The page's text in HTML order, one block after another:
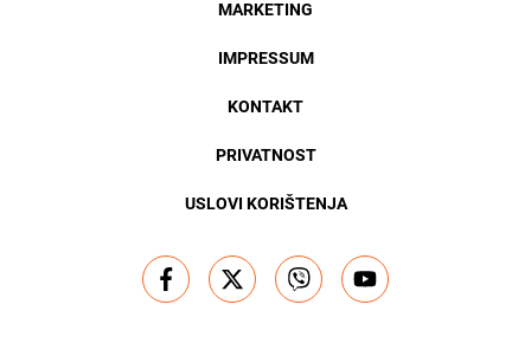
MARKETING
IMPRESSUM
KONTAKT
PRIVATNOST
USLOVI KORIŠTENJA